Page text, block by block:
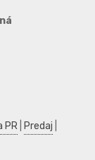
PR Predaj